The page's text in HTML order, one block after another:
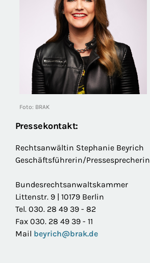
Foto: BRAK
Pressekontakt:
Rechtsanwältin Stephanie Beyrich
Geschäftsführerin/Pressesprecherin
Bundesrechtsanwaltskammer
Littenstr. 9 | 10179 Berlin
Tel. 030. 28 49 39 - 82
Fax 030. 28 49 39 - 11
Mail beyrich@brak.de